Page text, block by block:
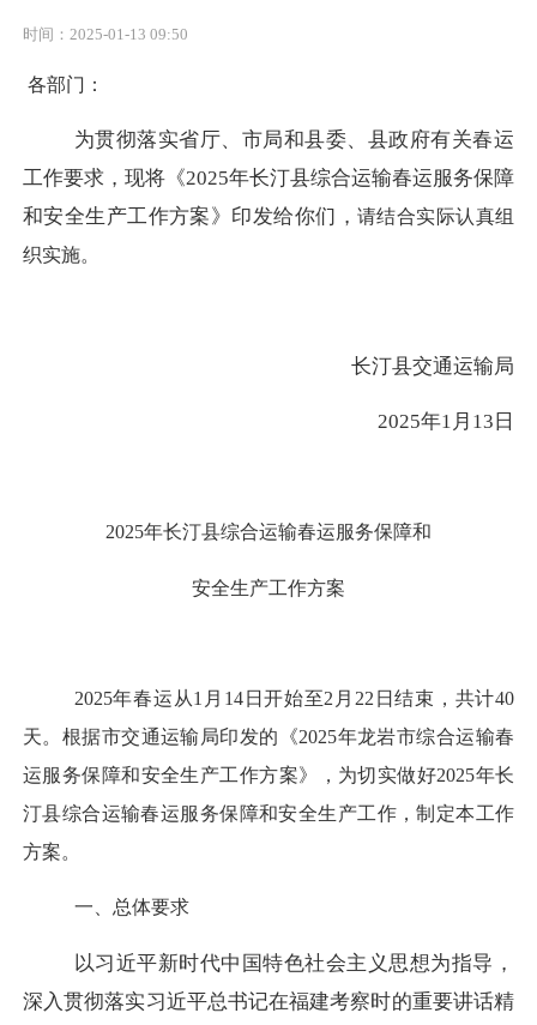
时间：2025-01-13 09:50
各部门：
为贯彻落实省厅、市局和县委、县政府有关春运
工作要求，现将《2025年长汀县综合运输春运服务保障
和安全生产工作方案》印发给你们， 请结合实际认真组
织实施。
长汀县交通运输局
2025年1月13日
2025年长汀县综合运输春运服务保障和
安全生产工作方案
2025年春运从1月14日开始至2月22日结束，共计40
天。根据市交通运输局印发的《2025年龙岩市综合运输春
运服务保障和安全生产工作方案》，为切实做好2025年长
汀县综合运输春运服务保障和安全生产工作，制定本工作
方案。
一、总体要求
以习近平新时代中国特色社会主义思想为指导，
深入贯彻落实习近平总书记在福建考察时的重要讲话精